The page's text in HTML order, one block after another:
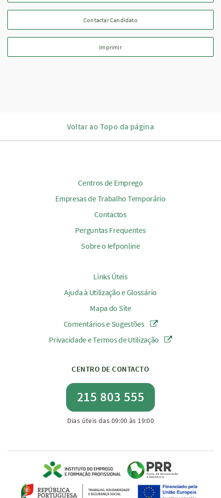
Voltar ao Topo da página
Centros de Emprego
Empresas de Trabalho Temporário
Contactos
Perguntas Frequentes
Sobre o Iefponline
Links Úteis
Ajuda à Utilização e Glossário
Mapa do Site
Comentários e Sugestões
Privacidade e Termos de Utilização
CENTRO DE CONTACTO
215 803 555
Dias úteis das 09:00 às 19:00